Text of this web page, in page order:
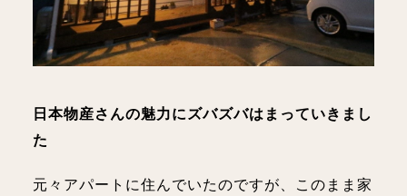
日本物産さんの魅力にズバズバはまっていきまし
た
元々アパートに住んでいたのですが、このまま家